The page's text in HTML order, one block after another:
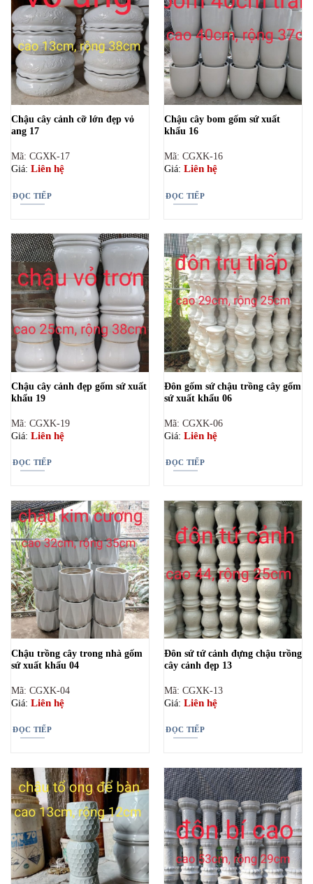
Chậu cây cảnh cỡ lớn đẹp vỏ
ang 17
Mã: CGXK-17
Giá: Liên hệ
ĐỌC TIẾP
Chậu cây bom gốm sứ xuất
khẩu 16
Mã: CGXK-16
Giá: Liên hệ
ĐỌC TIẾP
Chậu cây cảnh đẹp gốm sứ xuất
khẩu 19
Mã: CGXK-19
Giá: Liên hệ
ĐỌC TIẾP
Đôn gốm sứ chậu trồng cây gốm
sứ xuất khẩu 06
Mã: CGXK-06
Giá: Liên hệ
ĐỌC TIẾP
Chậu trồng cây trong nhà gốm
sứ xuất khẩu 04
Mã: CGXK-04
Giá: Liên hệ
ĐỌC TIẾP
Đôn sứ tứ cảnh đựng chậu trồng
cây cảnh đẹp 13
Mã: CGXK-13
Giá: Liên hệ
ĐỌC TIẾP